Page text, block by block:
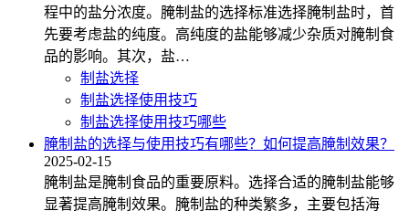
程中的盐分浓度。腌制盐的选择标准选择腌制盐时，首
先要考虑盐的纯度。高纯度的盐能够减少杂质对腌制食
品的影响。其次，盐…
制盐选择
制盐选择使用技巧
制盐选择使用技巧哪些
腌制盐的选择与使用技巧有哪些？如何提高腌制效果？
2025-02-15
腌制盐是腌制食品的重要原料。选择合适的腌制盐能够
显著提高腌制效果。腌制盐的种类繁多，主要包括海